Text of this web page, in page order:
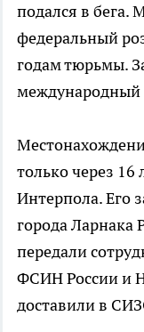
подался в бега.
федеральный
годам тюрьмы.
международный
только через 16
Интерпола. Его
города
передали
ФСИН России и
доставили в